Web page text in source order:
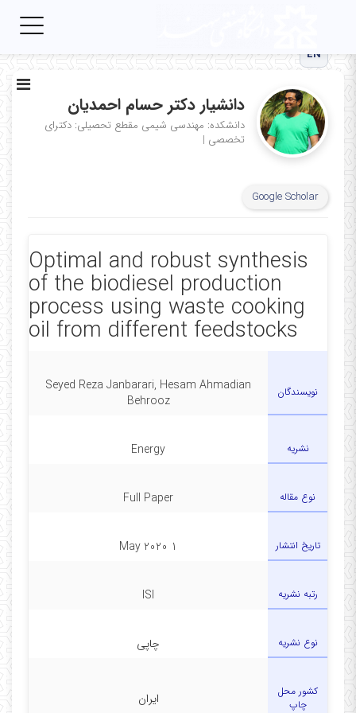
EN
دانشیار دکتر حسام احمدیان
دانشکده: مهندسی شیمی مقطع تحصیلی: دکترای
تخصصی |
Google Scholar
Optimal and robust synthesis
of the biodiesel production
process using waste cooking
oil from different feedstocks
نویسندگان
Seyed Reza Janbarari, Hesam Ahmadian
Behrooz
نشریه Energy
نوع مقاله Full Paper
تاریخ انتشار 1 May 2020
رتبه نشریه ISI
نوع نشریه چاپی
کشور محل
چاپ
ایران